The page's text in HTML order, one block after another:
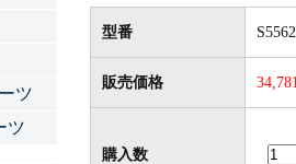
型番
販売価格
購入数
ツ
ツ